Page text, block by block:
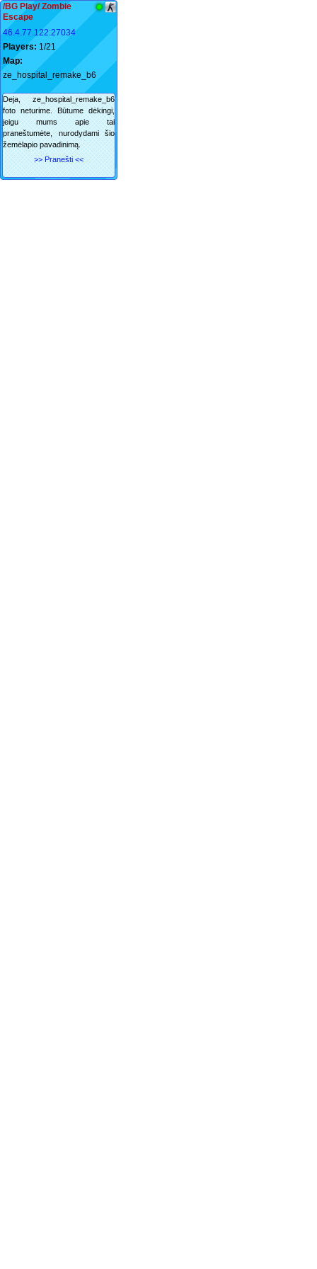
/BG Play/ Zombie
Escape
46.4.77.122:27034
Players: 1/21
Map:
ze_hospital_remake_b6
Deja, ze_hospital_remake_b6
foto neturime. Būtume dėkingi,
jeigu mums apie tai
praneštumėte, nurodydami šio
žemėlapio pavadinimą.
>> Pranešti <<